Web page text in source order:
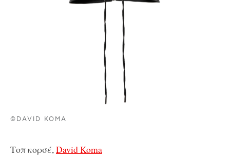
©DAVID KOMA
Τοπ κορσέ, David Koma